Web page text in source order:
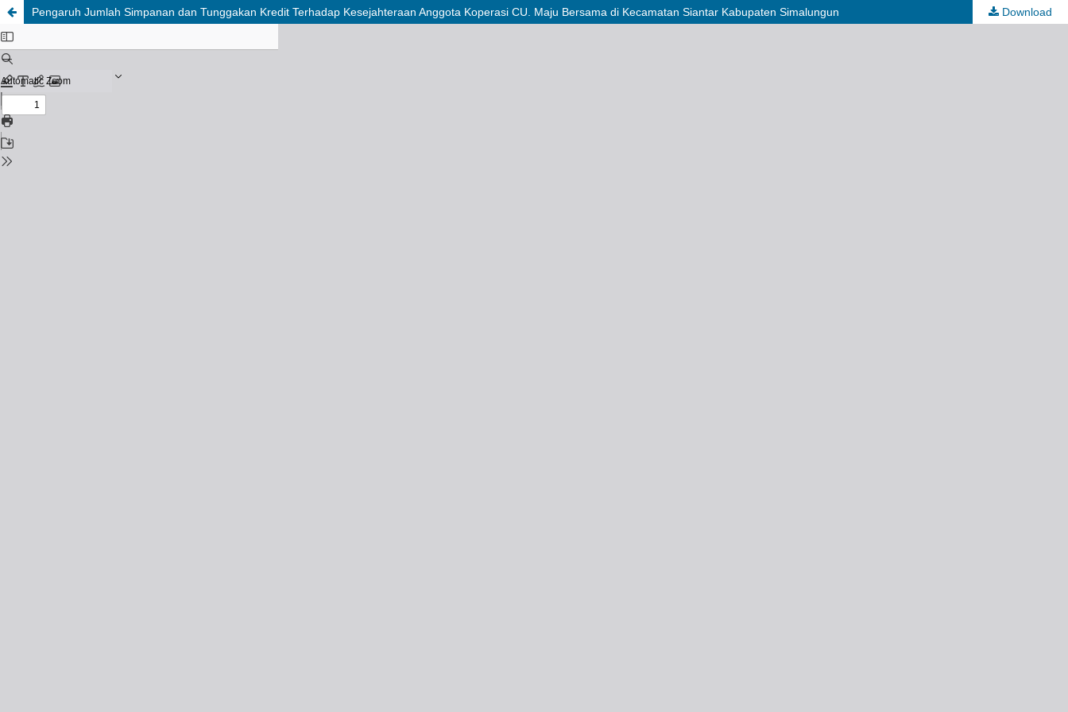
Pengaruh Jumlah Simpanan dan Tunggakan Kredit Terhadap Kesejahteraan Anggota Koperasi CU. Maju Bersama di Kecamatan Siantar Kabupaten Simalungun Download